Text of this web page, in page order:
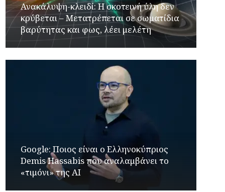
Ανακάλυψη-κλειδί: Η σκοτεινή ύλη δεν
κρύβεται – Μετατρέπεται σε σωματίδια
βαρύτητας και φως, λέει μελέτη
Google: Ποιος είναι ο Ελληνοκύπριος
Demis Hassabis που αναλαμβάνει το
«τιμόνι» της ΑΙ